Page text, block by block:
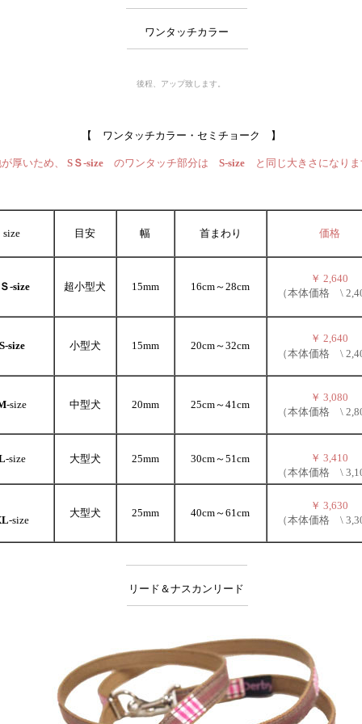
ワンタッチカラー
後程、アップ致します。
【 ワンタッチカラー・セミチョーク 】
厚いため、 SＳ-size のワンタッチ部分は S-size と同じ大きさになりま
size 目安 幅 首まわり 価格
-size 超小型犬 15mm 16cm～28cm
￥ 2,640
（本体価格 \
size 小型犬 15mm 20cm～32cm
￥ 2,640
（本体価格 \
-size 中型犬 20mm 25cm～41cm
￥ 3,080
（本体価格 \
-size 大型犬 25mm 30cm～51cm
￥ 3,410
（本体価格 \
-size
大型犬 25mm 40cm～61cm
￥ 3,630
（本体価格 \
リード＆ナスカンリード